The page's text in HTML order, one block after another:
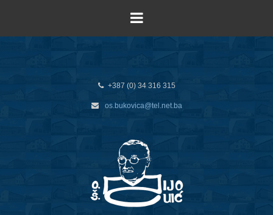
+387 (0) 34 316 315
os.bukovica@tel.net.ba